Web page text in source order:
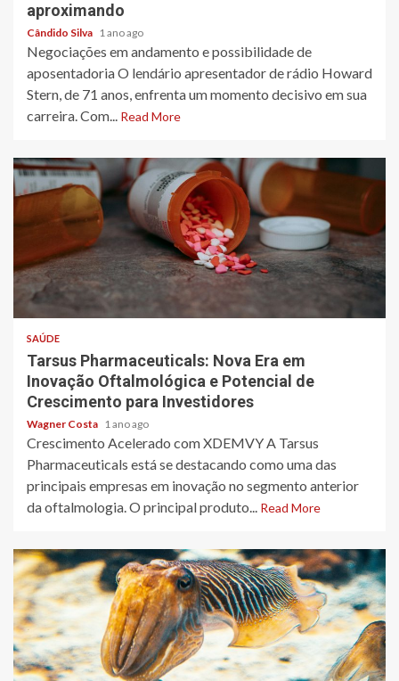
aproximando
Cândido Silva 1 ano ago
Negociações em andamento e possibilidade de
aposentadoria O lendário apresentador de rádio Howard
Stern, de 71 anos, enfrenta um momento decisivo em sua
carreira. Com... Read More
3 min read
SAÚDE
Tarsus Pharmaceuticals: Nova Era em
Inovação Oftalmológica e Potencial de
Crescimento para Investidores
Wagner Costa 1 ano ago
Crescimento Acelerado com XDEMVY A Tarsus
Pharmaceuticals está se destacando como uma das
principais empresas em inovação no segmento anterior
da oftalmologia. O principal produto... Read More